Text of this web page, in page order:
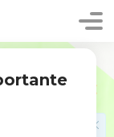
répands contre
hommes et
ne délivreront ni